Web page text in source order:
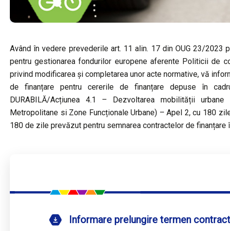
Având în vedere prevederile art. 11 alin. 17 din OUG 23/
pentru gestionarea fondurilor europene aferente Politicii de
privind modificarea şi completarea unor acte normative, vă
de finanțare pentru cererile de finanțare depuse în
DURABILĂ/Acțiunea 4.1 – Dezvoltarea mobilității
Metropolitane si Zone Funcționale Urbane) – Apel 2, cu 180
180 de zile prevăzut pentru semnarea contractelor de finanțare
Informare prelungire termen